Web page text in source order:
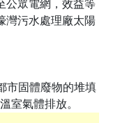
公眾電網，效益等
灣污水處理廠太陽
市固體廢物的堆填
室氣體排放。